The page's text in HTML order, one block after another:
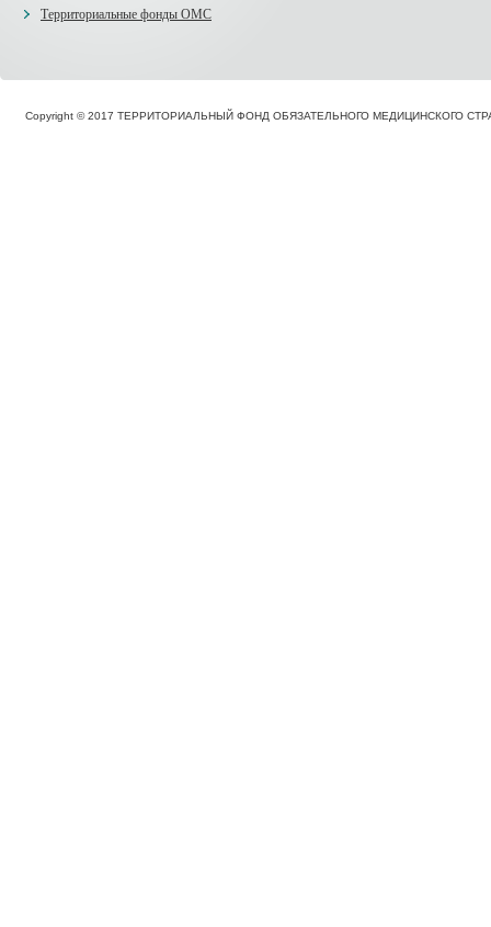
Территориальные фонды ОМС
Copyright © 2017 ТЕРРИТОРИАЛЬНЫЙ ФОНД ОБЯЗАТЕЛЬНОГО МЕДИЦИНСКОГО